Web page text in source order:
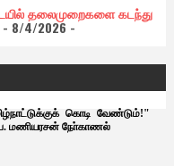
தலைமுறைகளை கடந்து
8/4/2026 -
கொடி வேண்டும்!"
மணியரசன் நோ்காணல்